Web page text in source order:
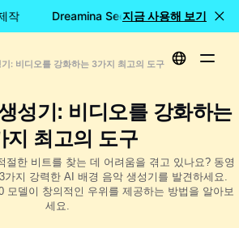
작 Dreamina Seedance 2.0으로 무료
지금 사용해 보기
: 비디오를 강화하는 3가지 최고의 도구
성기: 비디오를 강화하는
지 최고의 도구
절한 비트를 찾는 데 어려움을 겪고 있나요? 동영
가지 강력한 AI 배경 음악 생성기를 발견하세요.
모델이 창의적인 우위를 제공하는 방법을 알아보
세요.